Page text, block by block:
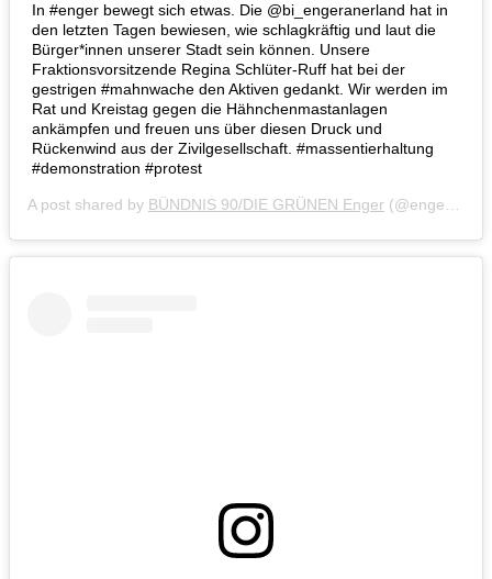
In #enger bewegt sich etwas. Die @bi_engeranerland hat in
den letzten Tagen bewiesen, wie schlagkräftig und laut die
Bürger*innen unserer Stadt sein können. Unsere
Fraktionsvorsitzende Regina Schlüter-Ruff hat bei der
gestrigen #mahnwache den Aktiven gedankt. Wir werden im
Rat und Kreistag gegen die Hähnchenmastanlagen
ankämpfen und freuen uns über diesen Druck und
Rückenwind aus der Zivilgesellschaft. #massentierhaltung
#demonstration #protest
A post shared by BÜNDNIS 90/DIE GRÜNEN Enger (@engergruen) on